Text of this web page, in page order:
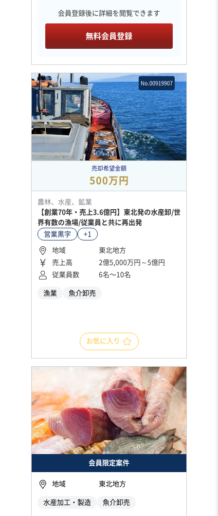
会員登録後に詳細を閲覧できます
無料会員登録
No.00919907
売却希望金額
500万円
農林、水産、鉱業
【創業70年・売上3.6億円】東北発の水産卸/世
界有数の漁場/従業員と共に再出発
営業黒字
+1
地域
東北地方
売上高
2億5,000万円～5億円
従業員数
6名〜10名
漁業 魚介卸売
お気に入り
会員限定案件
地域 東北地方
水産加工・製造 魚介卸売